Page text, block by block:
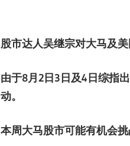
股市达人吴继宗对大马及
由于8月 2日 3日及4日综指
动。
本周大马股市可能有机会